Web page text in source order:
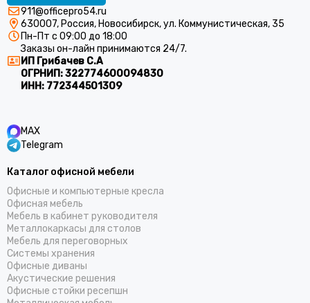
911@officepro54.ru
630007, Россия, Новосибирск, ул. Коммунистическая, 35
Пн-Пт с 09:00 до 18:00
Заказы он-лайн принимаются 24/7.
ИП Грибачев С.А
ОГРНИП:322774600094830
ИНН: 772344501309
MAX
Telegram
Каталог офисной мебели
Офисные и компьютерные кресла
Офисная мебель
Мебель в кабинет руководителя
Металлокаркасы для столов
Мебель для переговорных
Системы хранения
Офисные диваны
Акустические решения
Офисные стойки ресепшн